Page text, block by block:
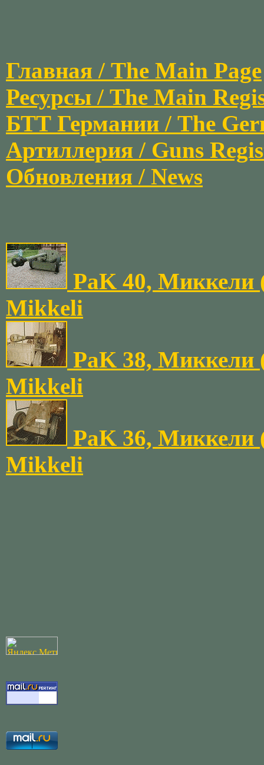
Главная / The Main Page
Ресурсы / The Main
БТТ Германии / The
Артиллерия / Guns
Обновления / News
PaK 40, Миккели
Mikkeli
PaK 38, Миккели
Mikkeli
PaK 36, Миккели
Mikkeli